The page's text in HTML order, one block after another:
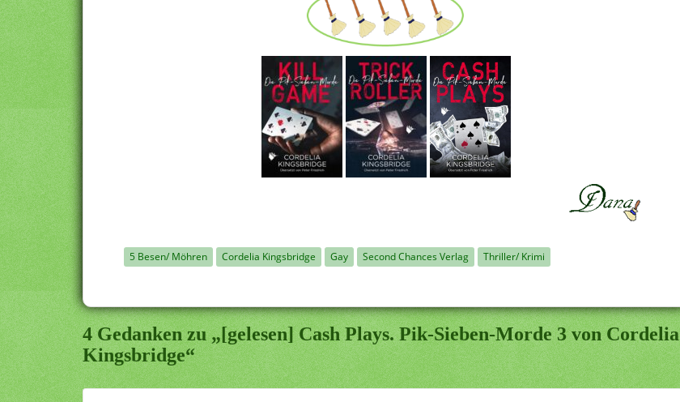
5 Besen/ Möhren Cordelia Kingsbridge Gay Second Chances Verlag Thriller/ Krimi
4 Gedanken zu „[gelesen] Cash Plays. Pik-Sieben-Morde 3 von Cordelia
Kingsbridge“